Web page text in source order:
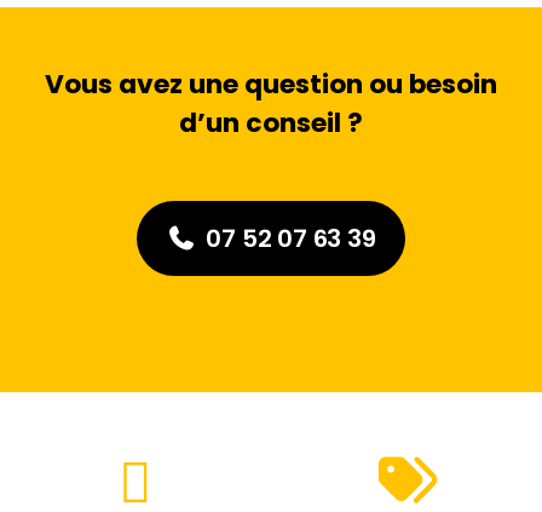
Vous avez une question ou besoin
d’un conseil ?
07 52 07 63 39